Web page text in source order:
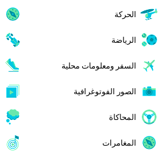
الحركة
الرياضة
السفر ومعلومات محلية
الصور الفوتوغرافية
المحاكاة
المغامرات